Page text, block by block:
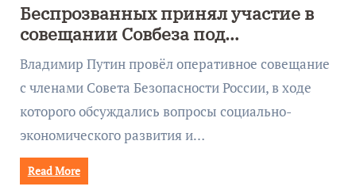
Беспрозванных принял участие в
совещании Совбеза под
руководством Путина
Владимир Путин провёл оперативное совещание
с членами Совета Безопасности России, в ходе
которого обсуждались вопросы социально-
экономического развития и…
Read More